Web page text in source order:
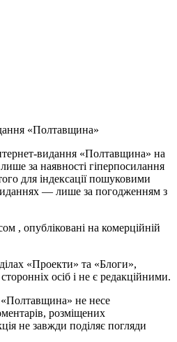
«Полтавщина»
видання «Полтавщина» на
за наявності гіперпосилання
для індексації пошуковими
— лише за погодженням з
, опубліковані на комерційній
«Проекти» та «Блоги»,
осіб і не є редакційними.
«Полтавщина» не несе
розміщених
не завжди поділяє погляди